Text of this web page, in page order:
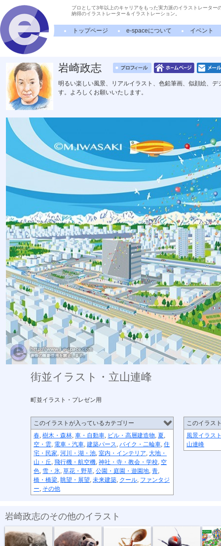
プロとして3年以上のキャリアをもった実力派のイラストレーター
納得のイラストレーター＆イラストレーション。
トップページ e-spaceについて イベント
岩崎政志
明るい楽しい風景、リアルイラスト、色鉛筆画、似顔絵、
す。よろしくお願いいたします。
街並イラスト・立山連峰
町並イラスト・プレゼン用
このイラストが入っているカテゴリー
春, 樹木・森林, 車・自動車, ビル・高層建造物, 夏,
空・雲, 電車・汽車, 建築パース, バイク・二輪車, 住
宅・民家, 河川・湖・池, 室内・インテリア, 大地・
山・丘, 飛行機・航空機, 神社・寺・教会・学校, 空
色, 雪・氷, 草花・野草, 公園・庭園・遊園地, 青,
橋・橋梁, 眺望・展望, 未来建築, クール, ファンタジ
ー, その他
このイラス
風景イラス
山連峰
岩崎政志のその他のイラスト
危険生物・イ... 危険生物・クマ 危険生物・ヒ...